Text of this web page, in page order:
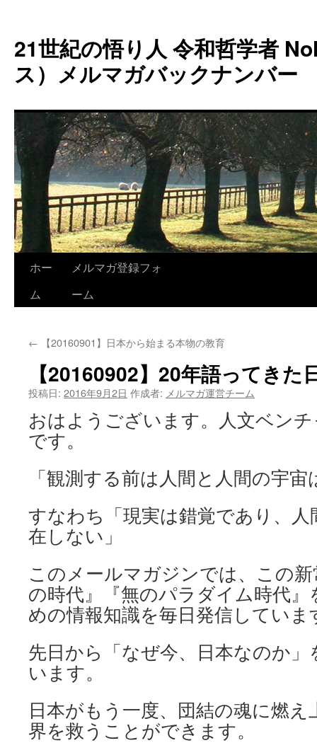
テ
ン
ツ
へ
キ
ッ
プ
21世紀の悟り人 令和哲学者
ス）メルマガバックナンバー
ホー
ム
メルマガ登録フォ
ーム
← 【20160901】日本から始まる本物の教育
【20160902】20年語ってきた
投稿日: 2016年9月2日 作成者: メルマガ運営チーム
おはようございます。人文ベンチ
です。
「観測する前は人間と人間の宇
すなわち「現実は錯覚であり、
在しない」
このメールマガジンでは、この
の時代』『無のパラダイム時代
めの情報知識を毎日発信していま
先日から「なぜ今、日本なのか
います。
日本がもう一度、団結の魂に燃
界を救うことができます。